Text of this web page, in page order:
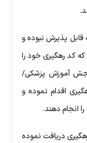
پذیرش نبوده و
کد رهگیری خود را
آموزش پزشکی/
اقدام نموده و
انجام دهند.
دریافت نموده